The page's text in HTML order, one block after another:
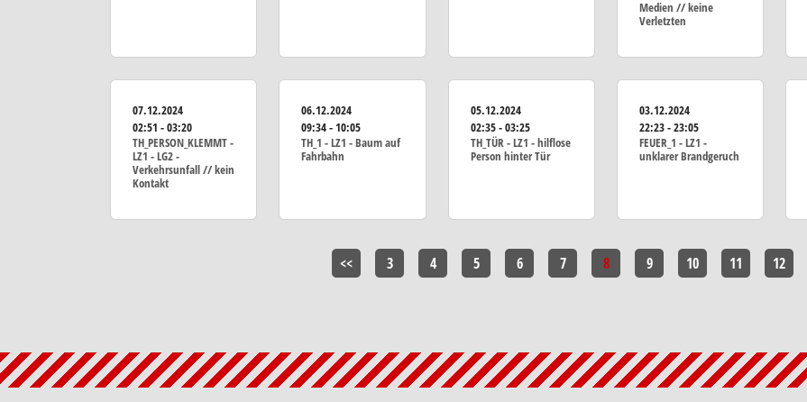
Medien // keine
Verletzten
07.12.2024
02:51 - 03:20
TH_PERSON_KLEMMT -
LZ1 - LG2 -
Verkehrsunfall // kein
Kontakt
06.12.2024
09:34 - 10:05
TH_1 - LZ1 - Baum auf
Fahrbahn
05.12.2024
02:35 - 03:25
TH_TÜR - LZ1 - hilflose
Person hinter Tür
03.12.2024
22:23 - 23:05
FEUER_1 - LZ1 -
unklarer Brandgeruch
<< 3 4 5 6 7 8 9 10 11 12